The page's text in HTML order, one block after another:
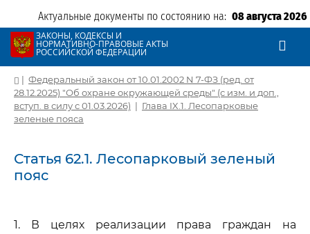
Актуальные документы по состоянию на: 08 августа 2026
ЗАКОНЫ, КОДЕКСЫ И
НОРМАТИВНО-ПРАВОВЫЕ АКТЫ
РОССИЙСКОЙ ФЕДЕРАЦИИ
| Федеральный закон от 10.01.2002 N 7-ФЗ (ред. от
28.12.2025) "Об охране окружающей среды" (с изм. и доп.,
вступ. в силу с 01.03.2026) | Глава IX.1. Лесопарковые
зеленые пояса
Статья 62.1. Лесопарковый зеленый
пояс
1. В целях реализации права граждан на